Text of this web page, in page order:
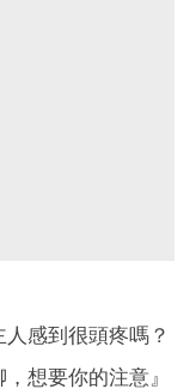
感到很頭疼嗎？
想要你的注意』